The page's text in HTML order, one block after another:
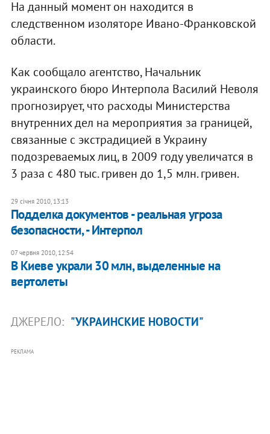
На данный момент он находится в
следственном изоляторе Ивано-Франковской
области.
Как сообщало агентство, Начальник
украинского бюро Интерпола Василий Неволя
прогнозирует, что расходы Министерства
внутренних дел на мероприятия за границей,
связанные с экстрадицией в Украину
подозреваемых лиц, в 2009 году увеличатся в
3 раза с 480 тыс. гривен до 1,5 млн. гривен.
29 січня 2010, 13:13
Подделка документов - реальная угроза
безопасности, - Интерпол
07 червня 2010, 12:54
В Киеве украли 30 млн, выделенные на
вертолеты
ДЖЕРЕЛО: "УКРАИНСКИЕ НОВОСТИ"
РЕКЛАМА